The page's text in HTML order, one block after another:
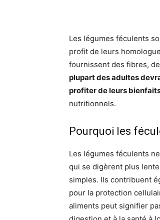
Les légumes féculents
profit de leurs
fournissent des fibres,
plupart des adultes
profiter de leurs
nutritionnels.
Pourquoi les
Les légumes féculents
qui se digèrent plus
simples. Ils contribuent
pour la protection
aliments peut signifier